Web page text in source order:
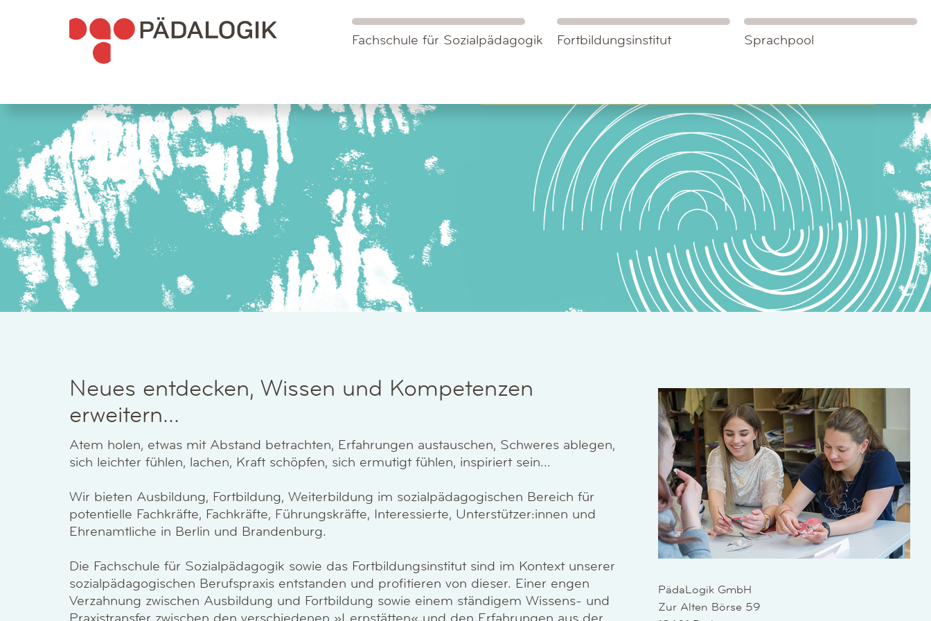
Fachschule für Sozialpädagogik Fortbildungsinstitut Sprachpool
Neues entdecken, Wissen und Kompetenzen
erweitern...
Atem holen, etwas mit Abstand betrachten, Erfahrungen austauschen, Schweres ablegen,
sich leichter fühlen, lachen, Kraft schöpfen, sich ermutigt fühlen, inspiriert sein...
Wir bieten Ausbildung, Fortbildung, Weiterbildung im sozialpädagogischen Bereich für
potentielle Fachkräfte, Fachkräfte, Führungskräfte, Interessierte, Unterstützer:innen und
Ehrenamtliche in Berlin und Brandenburg.
Die Fachschule für Sozialpädagogik sowie das Fortbildungsinstitut sind im Kontext unserer
sozialpädagogischen Berufspraxis entstanden und profitieren von dieser. Einer engen
Verzahnung zwischen Ausbildung und Fortbildung sowie einem ständigem Wissens- und
PädaLogik GmbH
Zur Alten Börse 59